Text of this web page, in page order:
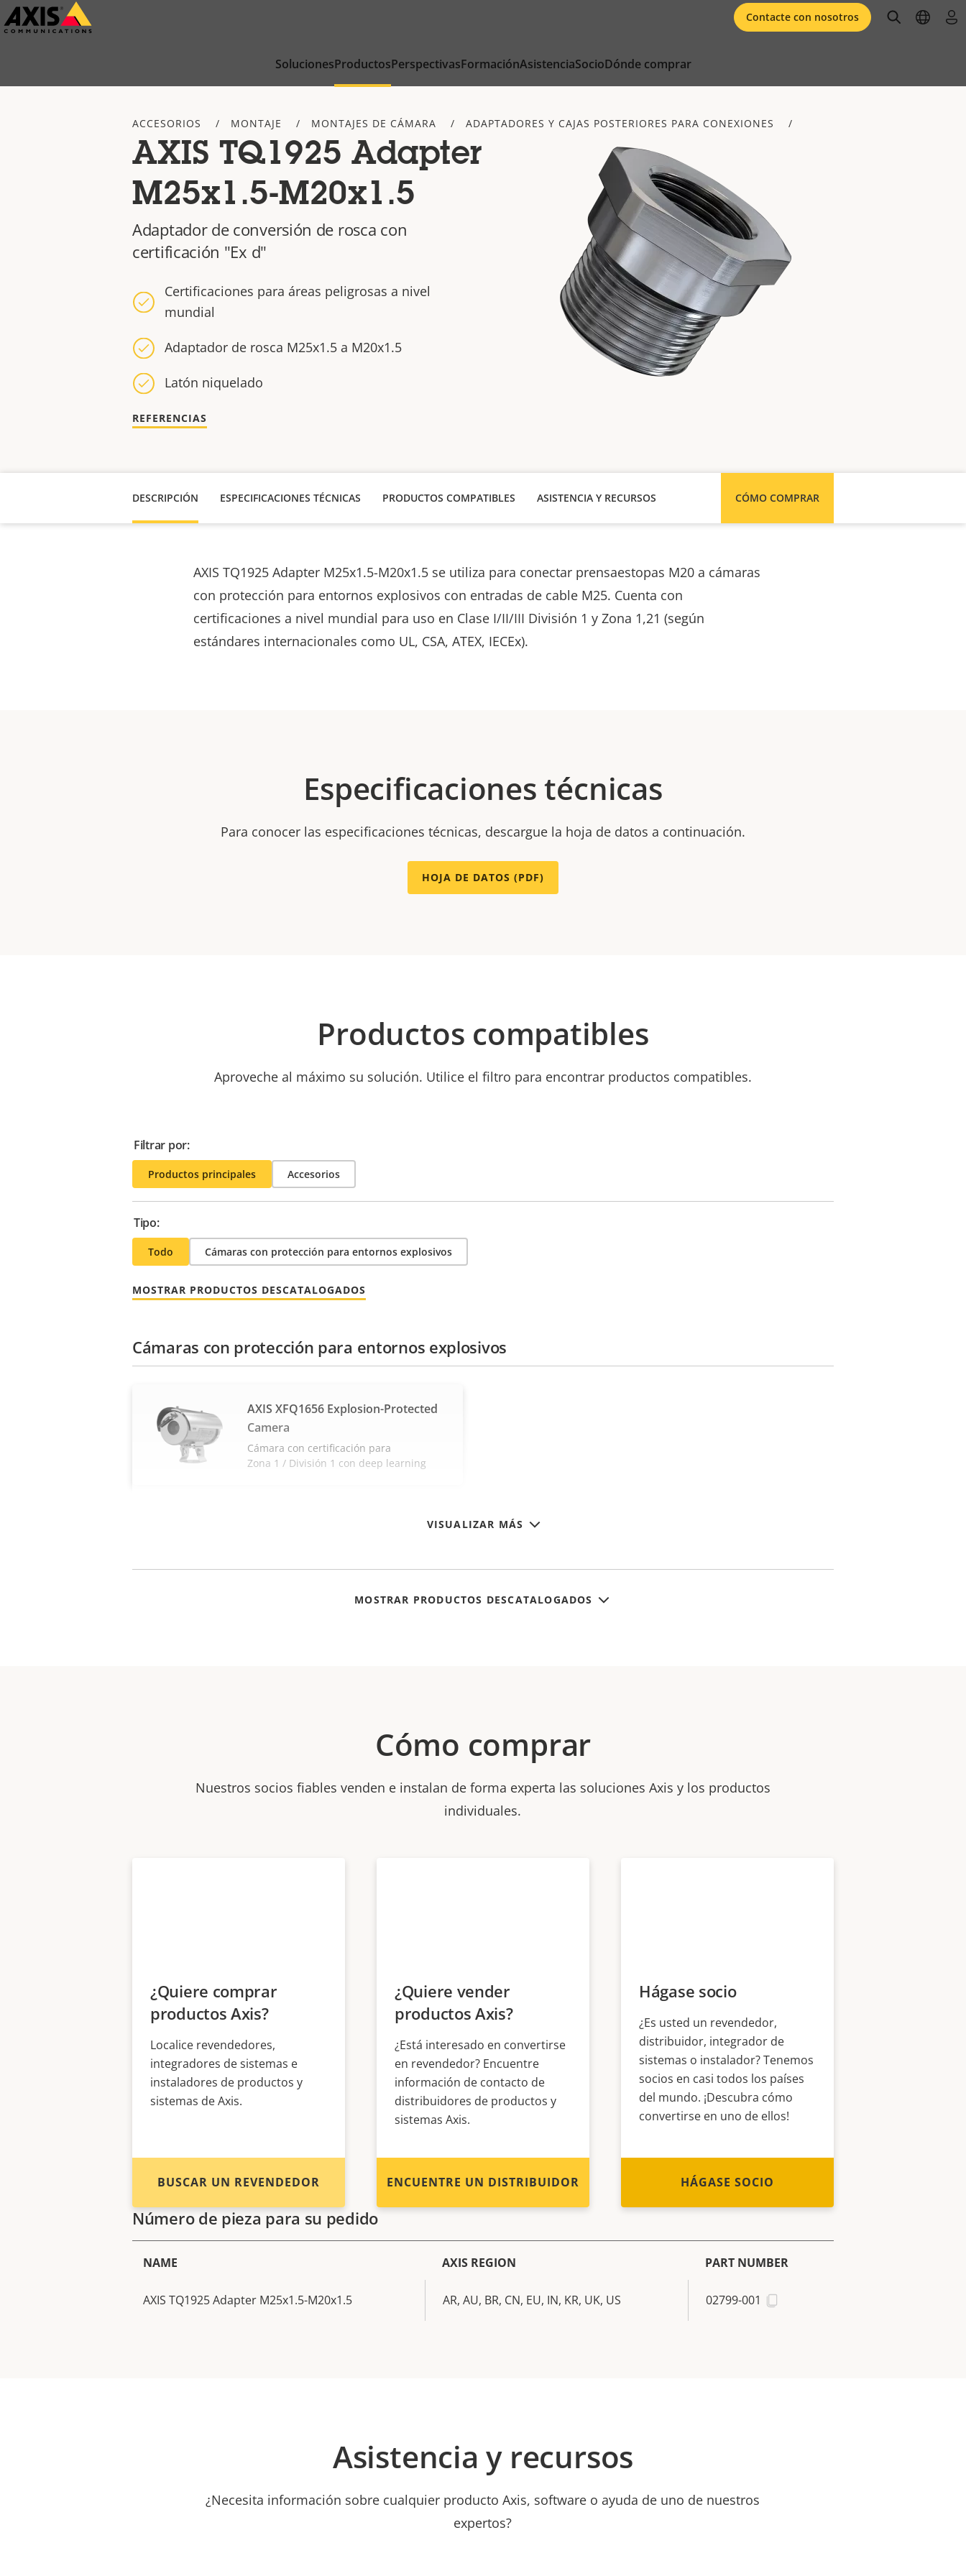
Saltar
al
SolucionesProductosPerspectivasFormaciónAsistenciaSocioDónde comprar
Contacte con nosotros openopen
ACCESORIOS MONTAJE MONTAJES DE CÁMARA ADAPTADORES Y CAJAS POSTERIORES PARA CONEXIONES
AXIS TQ1925 Adapter
M25x1.5-M20x1.5
Adaptador de conversión de rosca con
certificación "Ex d"
Certificaciones para áreas peligrosas a nivel
mundial
Adaptador de rosca M25x1.5 a M20x1.5
Latón niquelado
REFERENCIAS
DESCRIPCIÓN ESPECIFICACIONES TÉCNICAS PRODUCTOS COMPATIBLES CÓMO COMPRAR
ASISTENCIA Y RECURSOS
AXIS TQ1925 Adapter M25x1.5-M20x1.5 se utiliza para conectar prensaestopas M20 a cámaras
con protección para entornos explosivos con entradas de cable M25. Cuenta con
certificaciones a nivel mundial para uso en Clase I/II/III División 1 y Zona 1,21 (según
estándares internacionales como UL, CSA, ATEX, IECEx).
Especificaciones técnicas
Para conocer las especificaciones técnicas, descargue la hoja de datos a continuación.
HOJA DE DATOS (PDF)
Productos compatibles
Aproveche al máximo su solución. Utilice el filtro para encontrar productos compatibles.
Filtrar por:
Productos principales Accesorios
Tipo:
Todo Cámaras con protección para entornos explosivos
MOSTRAR PRODUCTOS DESCATALOGADOS
VISUALIZAR MÁS
Cámaras con protección para entornos explosivos
AXIS XFQ1656 Explosion-Protected
Camera
Cámara con certificación para
Zona 1 / División 1 con deep learning
MOSTRAR PRODUCTOS DESCATALOGADOS
Cómo comprar
Nuestros socios fiables venden e instalan de forma experta las soluciones Axis y los productos
individuales.
¿Quiere comprar
productos Axis?
Localice revendedores,
integradores de sistemas e
instaladores de productos y
sistemas de Axis.
BUSCAR UN REVENDEDOR
¿Quiere vender
productos Axis?
¿Está interesado en convertirse
en revendedor? Encuentre
información de contacto de
distribuidores de productos y
sistemas Axis.
ENCUENTRE UN DISTRIBUIDOR
Hágase socio
¿Es usted un revendedor,
distribuidor, integrador de
sistemas o instalador? Tenemos
socios en casi todos los países
del mundo. ¡Descubra cómo
convertirse en uno de ellos!
HÁGASE SOCIO
Número de pieza para su pedido
NAME AXIS REGION PART NUMBER
AXIS TQ1925 Adapter M25x1.5-M20x1.5 AR, AU, BR, CN, EU, IN, KR, UK, US 02799-001
Asistencia y recursos
¿Necesita información sobre cualquier producto Axis, software o ayuda de uno de nuestros
expertos?